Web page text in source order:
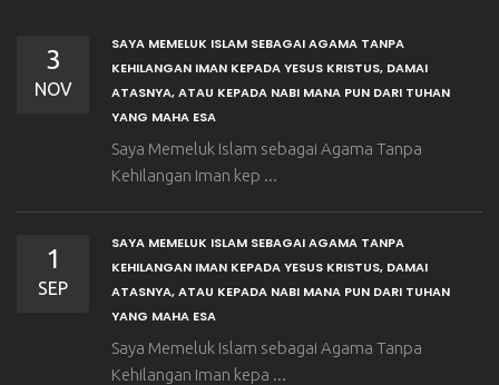
3
NOV
SAYA MEMELUK ISLAM SEBAGAI AGAMA TANPA
KEHILANGAN IMAN KEPADA YESUS KRISTUS, DAMAI
ATASNYA, ATAU KEPADA NABI MANA PUN DARI TUHAN
YANG MAHA ESA
Saya Memeluk Islam sebagai Agama Tanpa
Kehilangan Iman kep ...
1
SEP
SAYA MEMELUK ISLAM SEBAGAI AGAMA TANPA
KEHILANGAN IMAN KEPADA YESUS KRISTUS, DAMAI
ATASNYA, ATAU KEPADA NABI MANA PUN DARI TUHAN
YANG MAHA ESA
Saya Memeluk Islam sebagai Agama Tanpa
Kehilangan Iman kepa ...